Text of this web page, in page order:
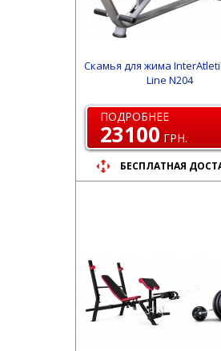
Скамья для жима
Line N204
ПОДРОБНЕЕ
23100 ГРН.
БЕСПЛАТНАЯ